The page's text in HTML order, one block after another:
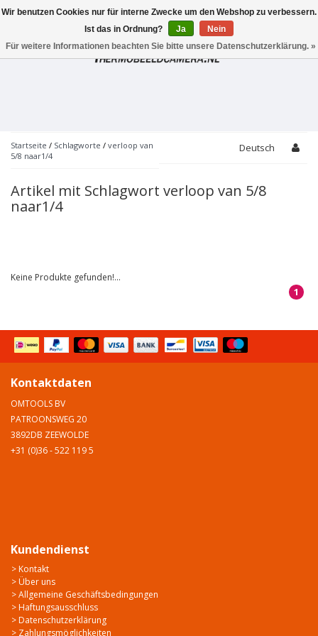
Toggle
Startseite / Schlagworte / verloop van
5/8 naar1/4
Deutsch
Artikel mit Schlagwort verloop van 5/8
naar1/4
Keine Produkte gefunden!...
1
Kontaktdaten
OMTOOLS BV
PATROONSWEG 20
3892DB ZEEWOLDE
+31 (0)36 - 522 119 5
Kundendienst
> Kontakt
> Über uns
> Allgemeine Geschäftsbedingungen
> Haftungsausschluss
> Datenschutzerklärung
> Zahlungsmöglichkeiten
Wir benutzen Cookies nur für interne Zwecke um den Webshop zu verbessern.
Ist das in Ordnung?
Ja
Nein
Für weitere Informationen beachten Sie bitte unsere Datenschutzerklärung. »